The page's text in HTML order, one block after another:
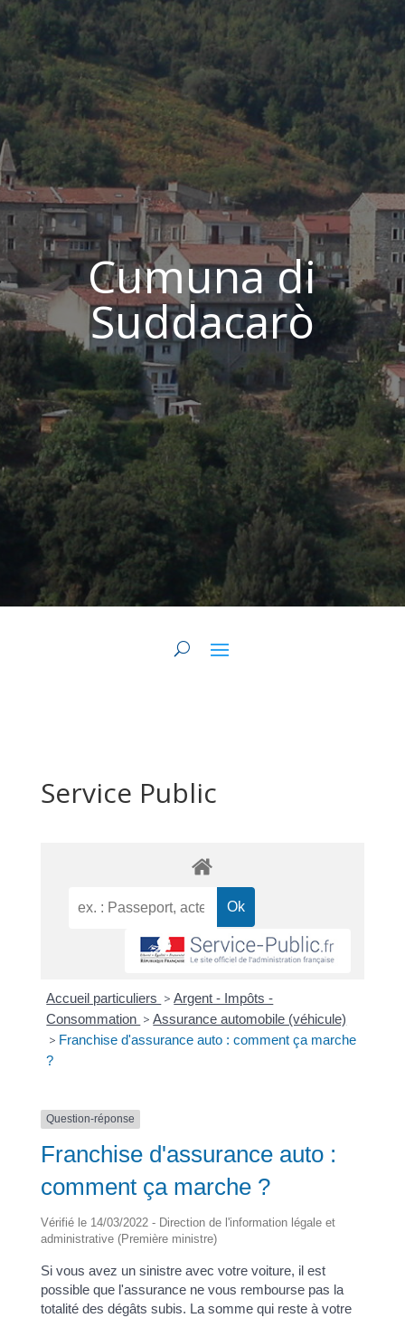
Cumuna di
Suddacarò
Service Public
Accueil particuliers > Argent - Impôts -
Consommation > Assurance automobile (véhicule)
> Franchise d'assurance auto : comment ça marche
?
Question-réponse
Franchise d'assurance auto :
comment ça marche ?
Vérifié le 14/03/2022 - Direction de l'information légale et
administrative (Première ministre)
Si vous avez un sinistre avec votre voiture, il est
possible que l'assurance ne vous rembourse pas la
totalité des dégâts subis. La somme qui reste à votre